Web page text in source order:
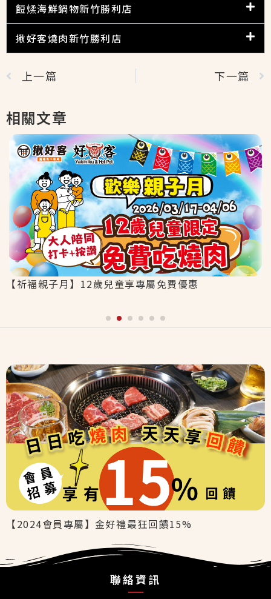
餖煣海鮮鍋物新竹勝利店
揪好客燒肉新竹勝利店
上一篇 下一篇
相關文章
【祈福親子月】12歲兒童享專屬免費優惠
【2024會員專屬】金好禮最狂回饋15%
聯絡資訊